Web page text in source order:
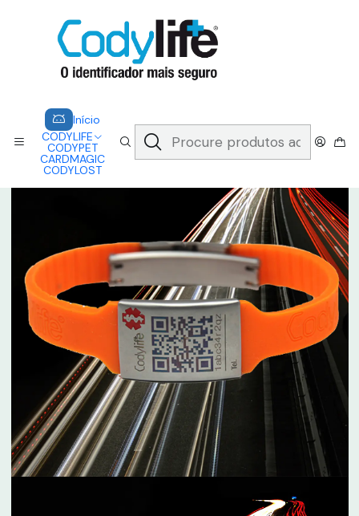
Início
CODYLIFE
CODYPET
CARDMAGIC
CODYLOST
A CODYLIFE PERMITE AOS SOCORRISTAS ACEDER
INSTANTANEAMENTE AOS SEUS DADOS ATRAVÉS DE UM QR CODE
Saber mais